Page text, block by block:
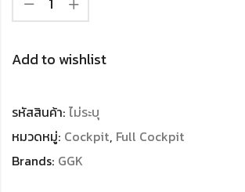
Add to wishlist
รหัสสินค้า: ไม่ระบุ
หมวดหมู่: Cockpit, Full Cockpit
Brands: GGK